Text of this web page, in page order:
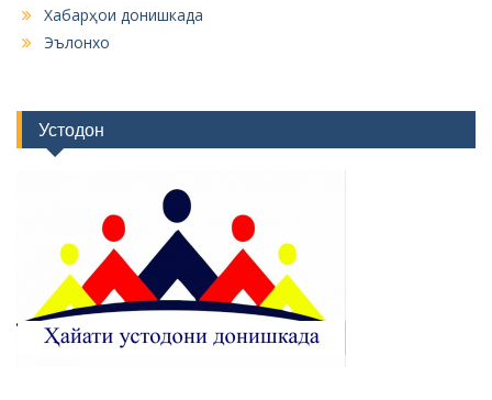
Хабарҳои донишкада
Эълонхо
Устодон